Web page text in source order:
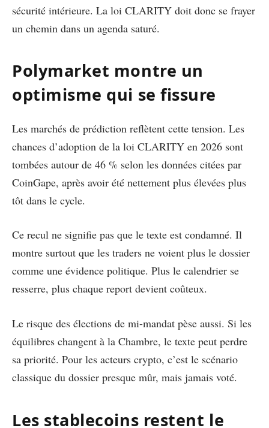
sécurité intérieure. La loi CLARITY doit donc se frayer
un chemin dans un agenda saturé.
Polymarket montre un
optimisme qui se fissure
Les marchés de prédiction reflètent cette tension. Les
chances d’adoption de la loi CLARITY en 2026 sont
tombées autour de 46 % selon les données citées par
CoinGape, après avoir été nettement plus élevées plus
tôt dans le cycle.
Ce recul ne signifie pas que le texte est condamné. Il
montre surtout que les traders ne voient plus le dossier
comme une évidence politique. Plus le calendrier se
resserre, plus chaque report devient coûteux.
Le risque des élections de mi-mandat pèse aussi. Si les
équilibres changent à la Chambre, le texte peut perdre
sa priorité. Pour les acteurs crypto, c’est le scénario
classique du dossier presque mûr, mais jamais voté.
Les stablecoins restent le